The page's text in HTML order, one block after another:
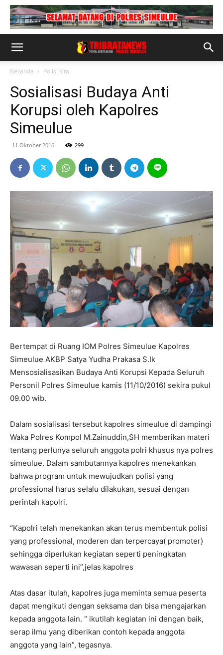
Beranda Polisi kita
Sosialisasi Budaya Anti
Korupsi oleh Kapolres
Simeulue
11 Oktober 2016 299
Bertempat di Ruang IOM Polres Simeulue Kapolres
Simeulue AKBP Satya Yudha Prakasa S.Ik
Mensosialisasikan Budaya Anti Korupsi Kepada Seluruh
Personil Polres Simeulue kamis (11/10/2016) sekira pukul
09.00 wib.
Dalam sosialisasi tersebut kapolres simeulue di dampingi
Waka Polres Kompol M.Zainuddin,SH memberikan materi
tentang perlunya seluruh anggota polri khusus nya polres
simeulue. Dalam sambutannya kapolres menekankan
bahwa program untuk mewujudkan polisi yang
professional harus selalu dilakukan, sesuai dengan
perintah kapolri.
“Kapolri telah menekankan akan terus membentuk polisi
yang professional, moderen dan terpercaya( promoter)
sehingga diperlukan kegiatan seperti peningkatan
wawasan seperti ini”,jelas kapolres
Atas dasar itulah, kapolres juga meminta semua peserta
dapat mengikuti dengan seksama dan bisa mengajarkan
kepada anggota lain. “ ikutilah kegiatan ini dengan baik,
serap ilmu yang diberikan contoh kepada anggota
anggota yang lain”, tegasnya.